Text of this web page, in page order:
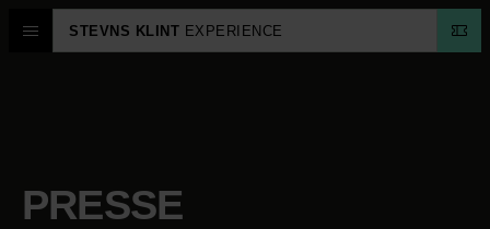
STEVNS KLINT EXPERIENCE
PRESSE